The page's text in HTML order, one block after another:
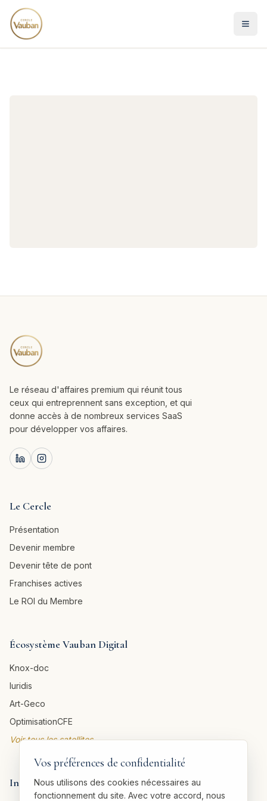
Le réseau d'affaires premium qui réunit tous
ceux qui entreprennent sans exception, et qui
donne accès à de nombreux services SaaS
pour développer vos affaires.
Le Cercle
Présentation
Devenir membre
Devenir tête de pont
Franchises actives
Le ROI du Membre
Écosystème Vauban Digital
Knox-doc
Iuridis
Art-Geco
OptimisationCFE
Voir tous les satellites →
Informations légales
Vos préférences de confidentialité
Nous utilisons des cookies nécessaires au
fonctionnement du site. Avec votre accord, nous